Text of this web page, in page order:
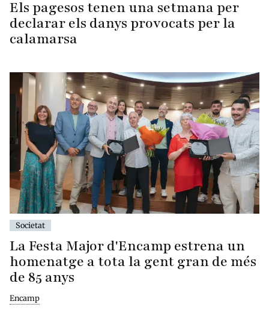
Els pagesos tenen una setmana per
declarar els danys provocats per la
calamarsa
Societat
La Festa Major d'Encamp estrena un
homenatge a tota la gent gran de més
de 85 anys
Encamp